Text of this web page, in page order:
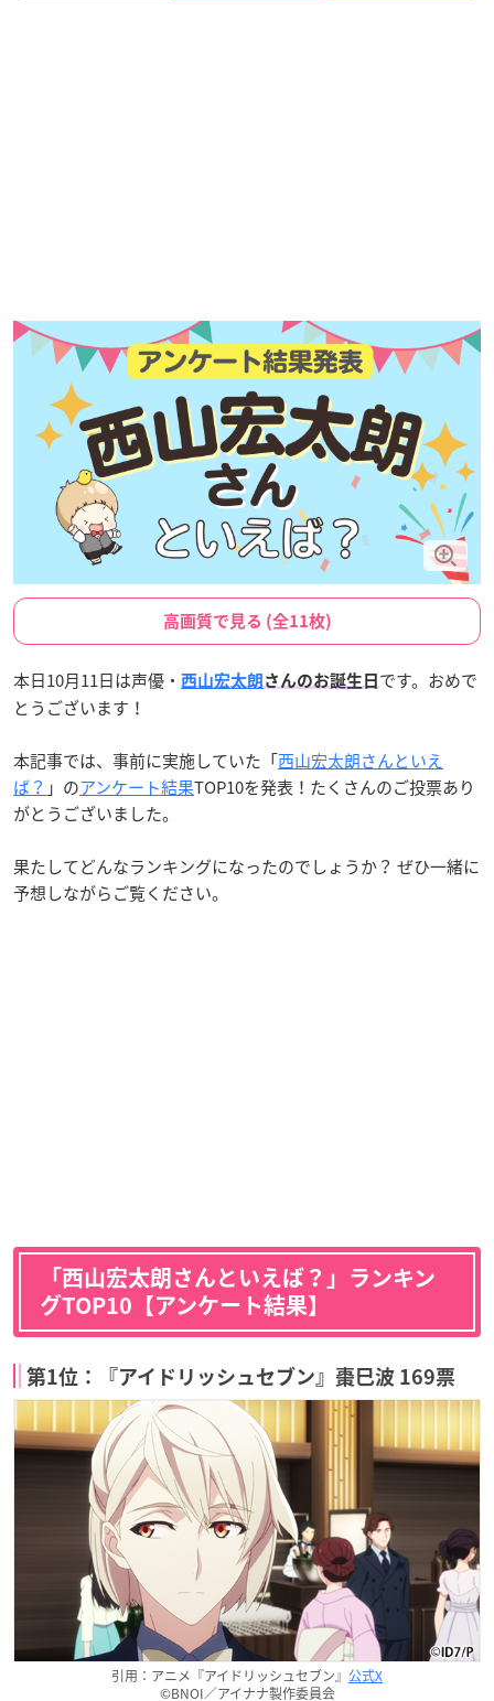
高画質で見る (全11枚)
本日10月11日は声優・ 西山宏太朗 さんのお誕生日 です。おめで
とうございます！
本記事では、事前に実施していた「西山宏太朗さんといえ
ば？ 」のアンケート結果TOP10を発表！たくさんのご投票あり
がとうございました。
果たしてどんなランキングになったのでしょうか？ ぜひ一緒に
予想しながらご覧ください。
「西山宏太朗さんといえば？」ランキン
グTOP10【アンケート結果】
第1位：『アイドリッシュセブン』棗巳波 169票
引用：アニメ『アイドリッシュセブン』 公式X
©BNOI／アイナナ製作委員会